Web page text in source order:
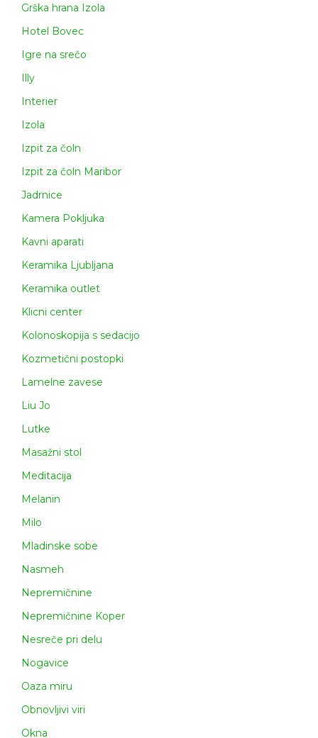
Grška hrana Izola
Hotel Bovec
Igre na srečo
Illy
Interier
Izola
Izpit za čoln
Izpit za čoln Maribor
Jadrnice
Kamera Pokljuka
Kavni aparati
Keramika Ljubljana
Keramika outlet
Klicni center
Kolonoskopija s sedacijo
Kozmetični postopki
Lamelne zavese
Liu Jo
Lutke
Masažni stol
Meditacija
Melanin
Milo
Mladinske sobe
Nasmeh
Nepremičnine
Nepremičnine Koper
Nesreče pri delu
Nogavice
Oaza miru
Obnovljivi viri
Okna